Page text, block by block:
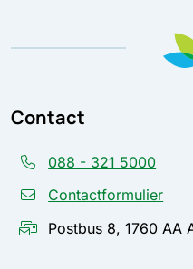
Contact
088 - 321 5000
Contactformulier
Postbus 8, 1760 AA